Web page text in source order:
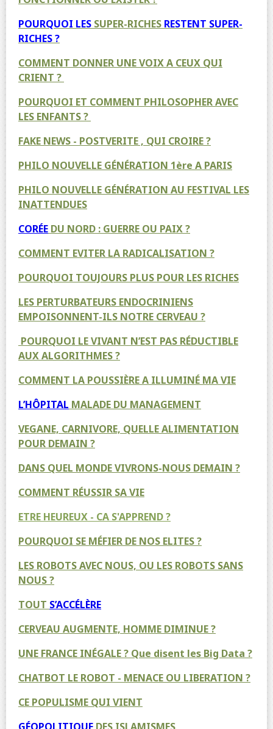
POURQUOI LES SUPER-RICHES RESTENT SUPER-
RICHES?
COMMENT DONNER UNE VOIX A CEUX QUI
CRIENT ?
POURQUOI ET COMMENT PHILOSOPHER AVEC
LES ENFANTS ?
FAKE NEWS - POSTVERITE , QUI CROIRE ?
PHILO NOUVELLE GÉNÉRATION 1ère A PARIS
PHILO NOUVELLE GÉNÉRATION AU FESTIVAL LES
INATTENDUES
CORÉE DU NORD : GUERRE OU PAIX ?
COMMENT EVITER LA RADICALISATION ?
POURQUOI TOUJOURS PLUS POUR LES RICHES
LES PERTURBATEURS ENDOCRINIENS
EMPOISONNENT-ILS NOTRE CERVEAU ?
POURQUOI LE VIVANT N’EST PAS RÉDUCTIBLE
AUX ALGORITHMES ?
COMMENT LA POUSSIÈRE A ILLUMINÉ MA VIE
L’HÔPITAL MALADE DU MANAGEMENT
VEGANE, CARNIVORE, QUELLE ALIMENTATION
POUR DEMAIN ?
DANS QUEL MONDE VIVRONS-NOUS DEMAIN ?
COMMENT RÉUSSIR SA VIE
ETRE HEUREUX - CA S'APPREND ?
POURQUOI SE MÉFIER DE NOS ELITES ?
LES ROBOTS AVEC NOUS, OU LES ROBOTS SANS
NOUS ?
TOUT S’ACCÉLÈRE
CERVEAU AUGMENTE, HOMME DIMINUE ?
UNE FRANCE INÉGALE ? Que disent les Big Data ?
CHATBOT LE ROBOT - MENACE OU LIBERATION ?
CE POPULISME QUI VIENT